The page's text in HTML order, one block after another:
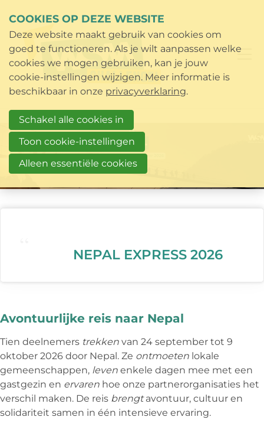
NEPAL EXPRESS 2026
Avontuurlijke reis naar Nepal
Tien deelnemers trekken van 24 september tot 9
oktober 2026 door Nepal. Ze ontmoeten lokale
gemeenschappen, leven enkele dagen mee met een
gastgezin en ervaren hoe onze partnerorganisaties het
verschil maken. De reis brengtavontuur, cultuur en
solidariteit samen in één intensieve ervaring.
COOKIES OP DEZE WEBSITE
Deze website maakt gebruik van cookies om
goed te functioneren. Als je wilt aanpassen welke
cookies we mogen gebruiken, kan je jouw
cookie-instellingen wijzigen. Meer informatie is
beschikbaar in onze privacyverklaring.
Schakel alle cookies in
Toon cookie-instellingen
Alleen essentiële cookies